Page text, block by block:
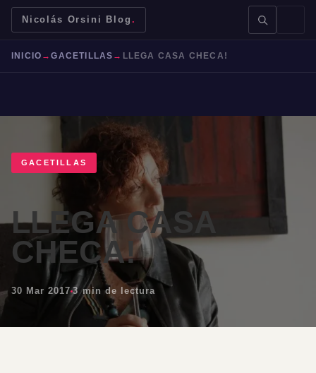
Nicolás Orsini Blog .
Mendoza Malbec Bodegas
INICIO →GACETILLAS → LLEGA CASA CHECA!
GACETILLAS
LLEGA CASA
CHECA!
30 Mar 2017 3 min de lectura